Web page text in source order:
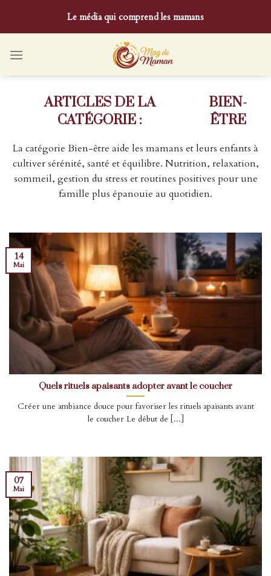
content
Le média qui comprend les mamans
BIEN-
ÊTRE
La catégorie Bien-être aide les mamans et leurs enfants à
cultiver sérénité, santé et équilibre. Nutrition, relaxation,
sommeil, gestion du stress et routines positives pour une
famille plus épanouie au quotidien.
Quels rituels apaisants adopter avant le coucher
Créer une ambiance douce pour favoriser les rituels apaisants avant
le coucher Le début de [...]
14
Mai
07
Mai